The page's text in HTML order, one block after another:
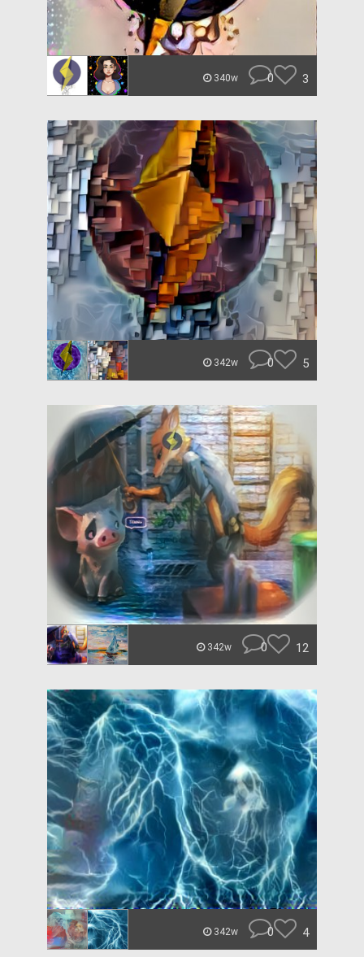
340w 0 3
342w 0 5
342w 0 12
342w 0 4